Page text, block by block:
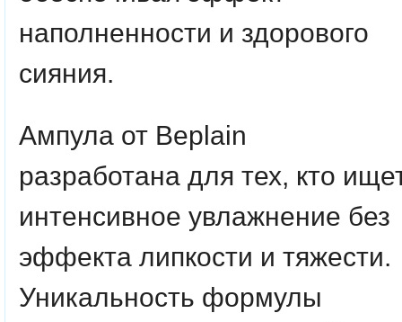
наполненности и здорового
сияния.
Ампула от Beplain
разработана для тех, кто
интенсивное увлажнение без
эффекта липкости и тяжести.
Уникальность формулы